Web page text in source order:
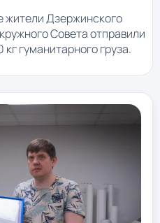
жители Дзержинского
Совета отправили
гуманитарного груза.